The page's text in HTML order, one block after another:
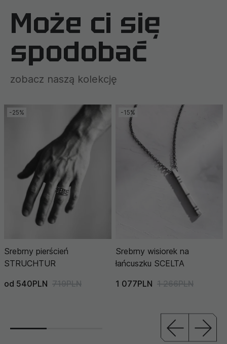
Może ci się
spodobać
zobacz naszą kolekcję
-25%
Srebrny pierścień
STRUCHTUR
od 540PLN 719PLN
-15%
Srebrny wisiorek na
łańcuszku SCELTA
1 077PLN 1 266PLN